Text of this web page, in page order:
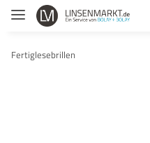
Fertiglesebrillen